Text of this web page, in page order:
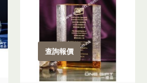
查詢報價